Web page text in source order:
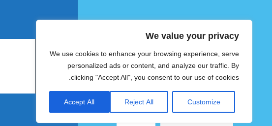
We value your privacy
We use cookies to enhance your browsing experience, serve
personalized ads or content, and analyze our traffic. By
clicking "Accept All", you consent to our use of cookies.
Customize
Reject All
Accept All
צימרים ומלונות זולים בישראל
חיפוש